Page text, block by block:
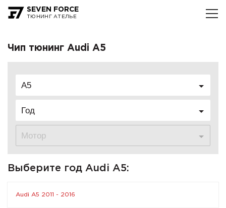
SEVEN FORCE
ТЮНИНГ АТЕЛЬЕ
Чип тюнинг Audi A5
A5
Год
Мотор
Выберите год Audi A5:
Audi A5 2011 - 2016